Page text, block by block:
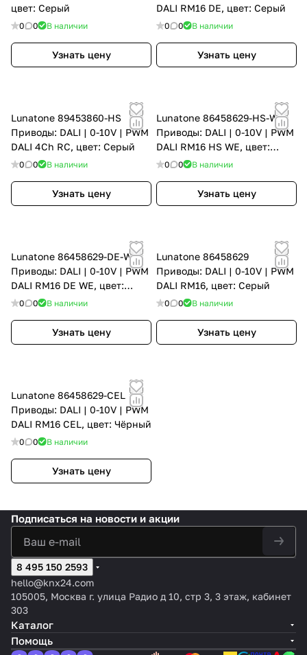
цвет: Серый
0 0 В наличии
Узнать цену
DALI RM16 DE, цвет: Серый
0 0 В наличии
Узнать цену
Lunatone 89453860-HS
Приводы: DALI | 0-10V | PWM
DALI 4Ch RC, цвет: Серый
0 0 В наличии
Узнать цену
Lunatone 86458629-HS-WE
Приводы: DALI | 0-10V | PWM
DALI RM16 HS WE, цвет:
Серый
0 0 В наличии
Узнать цену
Lunatone 86458629-DE-WE
Приводы: DALI | 0-10V | PWM
DALI RM16 DE WE, цвет:
Серый
0 0 В наличии
Узнать цену
Lunatone 86458629
Приводы: DALI | 0-10V | PWM
DALI RM16, цвет: Серый
0 0 В наличии
Узнать цену
Lunatone 86458629-CEL
Приводы: DALI | 0-10V | PWM
DALI RM16 CEL, цвет: Чёрный
0 0 В наличии
Узнать цену
Подписаться на новости и акции
8 495 150 2593
hello@knx24.com
105005, Москва г. улица Радио д 10, стр 3, 3 этаж, кабинет
303
Каталог
Помощь